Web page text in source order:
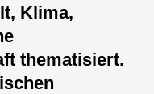
Klima,
thematisiert.